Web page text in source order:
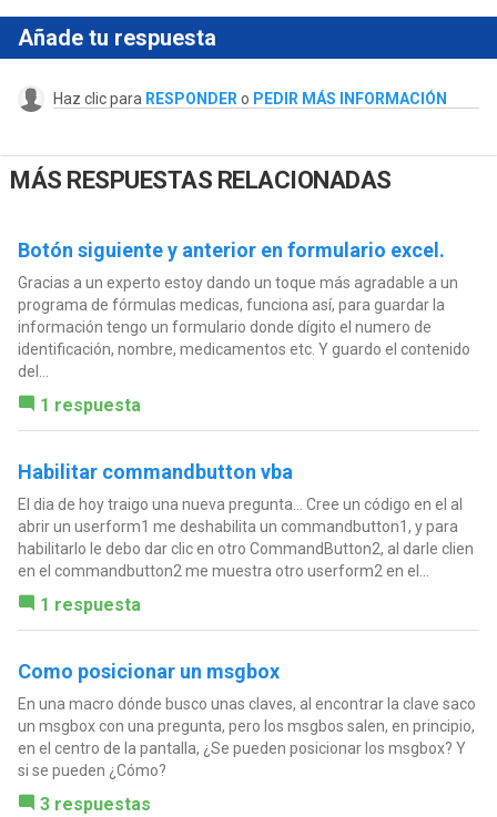
Añade tu respuesta
Haz clic para RESPONDER o PEDIR MÁS INFORMACIÓN
MÁS RESPUESTAS RELACIONADAS
Botón siguiente y anterior en formulario excel.
Gracias a un experto estoy dando un toque más agradable a un
programa de fórmulas medicas, funciona así, para guardar la
información tengo un formulario donde dígito el numero de
identificación, nombre, medicamentos etc. Y guardo el contenido
del...
1 respuesta
Habilitar commandbutton vba
El dia de hoy traigo una nueva pregunta... Cree un código en el al
abrir un userform1 me deshabilita un commandbutton1, y para
habilitarlo le debo dar clic en otro CommandButton2, al darle clien
en el commandbutton2 me muestra otro userform2 en el...
1 respuesta
Como posicionar un msgbox
En una macro dónde busco unas claves, al encontrar la clave saco
un msgbox con una pregunta, pero los msgbos salen, en principio,
en el centro de la pantalla, ¿Se pueden posicionar los msgbox? Y
si se pueden ¿Cómo?
3 respuestas